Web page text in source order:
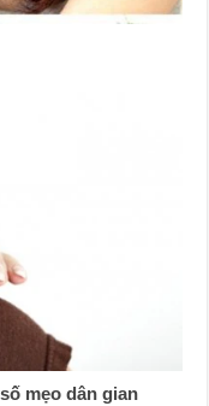
mẹo dân gian